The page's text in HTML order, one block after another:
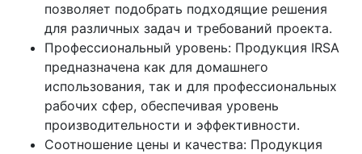
позволяет подобрать подходящие решения
для различных задач и требований проекта.
Профессиональный уровень: Продукция IRSA
предназначена как для домашнего
использования, так и для профессиональных
рабочих сфер, обеспечивая уровень
производительности и эффективности.
Соотношение цены и качества: Продукция